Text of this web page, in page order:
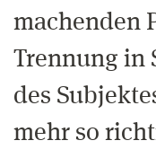
machenden
Trennung in
des
mehr so